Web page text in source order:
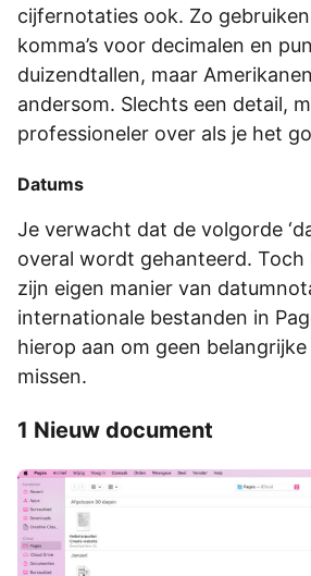
cijfernotaties ook. Zo
komma’s voor decimalen en
duizendtallen, maar
andersom. Slechts een detail,
professioneler over als je het
Datums
Je verwacht dat de volgorde
overal wordt gehanteerd. Toch
zijn eigen manier van
internationale bestanden in
hierop aan om geen
missen.
1 Nieuw document